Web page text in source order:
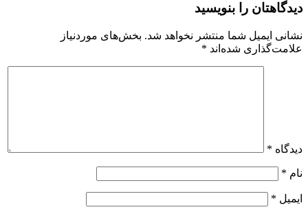
دیدگاهتان را بنویسید
نشانی ایمیل شما منتشر نخواهد شد. بخش‌های موردنیاز
علامت‌گذاری شده‌اند *
دیدگاه *
نام *
ایمیل *